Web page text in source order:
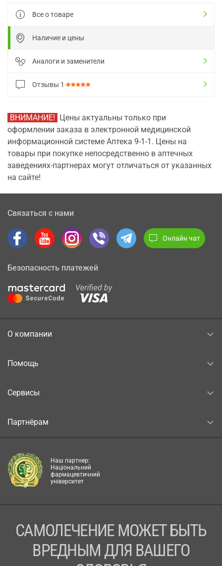
Все о товаре
Наличие и цены
Аналоги и заменители
Отзывы 1
ВНИМАНИЕ! Цены актуальны только при
оформлении заказа в электронной медицинской
информационной системе Аптека 9-1-1. Цены на
товары при покупке непосредственно в аптечных
заведениях-партнерах могут отличаться от указанных
на сайте!
Связаться с нами
Онлайн чат
Безопасность платежей
О компании
Помощь
Сервисы
Партнёрам
Наш партнер:
Національний
фармацевтичний
університет
САМОЛЕЧЕНИЕ МОЖЕТ БЫТЬ
ВРЕДНЫМ ДЛЯ ВАШЕГО